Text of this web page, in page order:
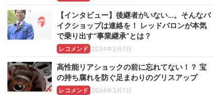
【インタビュー】後継者がいない…。そんなバ
イクショップは連絡を！ レッドバロンが本気
で乗り出す“事業継承”とは？
レコメンド 2024年3月7日
高性能リアショックの前に忘れてない！？ 宝
の持ち腐れを防ぐ足まわりのグリスアップ
レコメンド 2024年3月7日